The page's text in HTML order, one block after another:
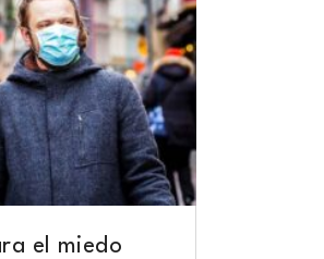
el miedo